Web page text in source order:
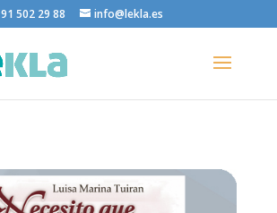
91 502 29 88 info@lekla.es